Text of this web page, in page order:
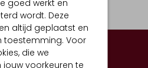
goed werkt en
wordt. Deze
altijd geplaatst en
toestemming. Voor
die we
voorkeuren te